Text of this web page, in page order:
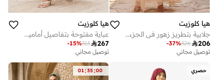
هيا كلوزيت
جلابية بتطريز زهور في الجزء الأمامي مع حزام
206
326
-37%
توصيل مجاني
هيا كلوزيت
عباية مفتوحة بتفاصيل أمامية بحلقات
267
313
-15%
توصيل مجاني
حصري 01:35:00